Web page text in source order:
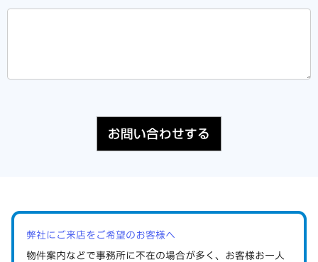
お問い合わせする
弊社にご来店をご希望のお客様へ
物件案内などで事務所に不在の場合が多く、お客様お一人